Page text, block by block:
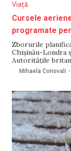
Viață
Cursele
programate
Zborurile
Chișinău-Londra
Autoritățile
ninsoarea,
Marea Britanie.
suspendate pe
Mihaela Conovali -